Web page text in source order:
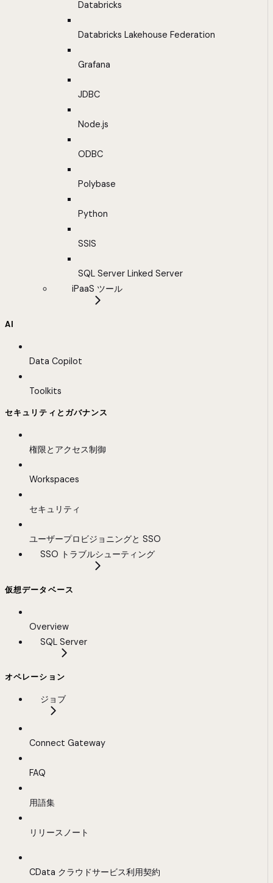
Databricks
Databricks Lakehouse Federation
Grafana
JDBC
Node.js
ODBC
Polybase
Python
SSIS
SQL Server Linked Server
iPaaS ツール
AI
Data Copilot
Toolkits
セキュリティとガバナンス
権限とアクセス制御
Workspaces
セキュリティ
ユーザープロビジョニングと SSO
SSO トラブルシューティング
仮想データベース
Overview
SQL Server
オペレーション
ジョブ
Connect Gateway
FAQ
用語集
リリースノート
CData クラウドサービス利用契約